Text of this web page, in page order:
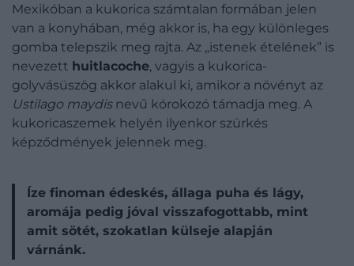
Mexikóban a kukorica számtalan formában jelen
van a konyhában, még akkor is, ha egy különleges
gomba telepszik meg rajta. Az „istenek ételének” is
nevezett huitlacoche, vagyis a kukorica-
golyvásüszög akkor alakul ki, amikor a növényt az
Ustilago maydisnevű kórokozó támadja meg. A
kukoricaszemek helyén ilyenkor szürkés
képződmények jelennek meg.
Íze finoman édeskés, állaga puha és lágy,
aromája pedig jóval visszafogottabb, mint
amit sötét, szokatlan külseje alapján
várnánk.